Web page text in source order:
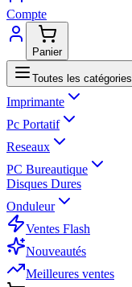
Compte
Panier
Toutes les catégories
Imprimante
Pc Portatif
Reseaux
PC Bureautique
Disques Dures
Onduleur
Ventes Flash
Nouveautés
Meilleures ventes